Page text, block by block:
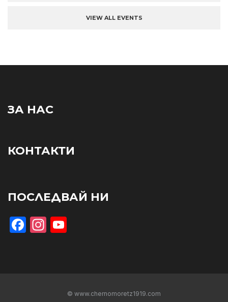
VIEW ALL EVENTS
ЗА НАС
КОНТАКТИ
ПОСЛЕДВАЙ НИ
Facebook
Instagram
© www.chernomoretz1919.com